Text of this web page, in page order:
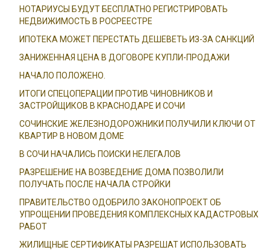
НОТАРИУСЫ БУДУТ БЕСПЛАТНО РЕГИСТРИРОВАТЬ
НЕДВИЖИМОСТЬ В РОСРЕЕСТРЕ
ИПОТЕКА МОЖЕТ ПЕРЕСТАТЬ ДЕШЕВЕТЬ ИЗ-ЗА САНКЦИЙ
ЗАНИЖЕННАЯ ЦЕНА В ДОГОВОРЕ КУПЛИ-ПРОДАЖИ
НАЧАЛО ПОЛОЖЕНО.
ИТОГИ СПЕЦОПЕРАЦИИ ПРОТИВ ЧИНОВНИКОВ И
ЗАСТРОЙЩИКОВ В КРАСНОДАРЕ И СОЧИ
СОЧИНСКИЕ ЖЕЛЕЗНОДОРОЖНИКИ ПОЛУЧИЛИ КЛЮЧИ ОТ
КВАРТИР В НОВОМ ДОМЕ
В СОЧИ НАЧАЛИСЬ ПОИСКИ НЕЛЕГАЛОВ
РАЗРЕШЕНИЕ НА ВОЗВЕДЕНИЕ ДОМА ПОЗВОЛИЛИ
ПОЛУЧАТЬ ПОСЛЕ НАЧАЛА СТРОЙКИ
ПРАВИТЕЛЬСТВО ОДОБРИЛО ЗАКОНОПРОЕКТ ОБ
УПРОЩЕНИИ ПРОВЕДЕНИЯ КОМПЛЕКСНЫХ КАДАСТРОВЫХ
РАБОТ
ЖИЛИЩНЫЕ СЕРТИФИКАТЫ РАЗРЕШАТ ИСПОЛЬЗОВАТЬ